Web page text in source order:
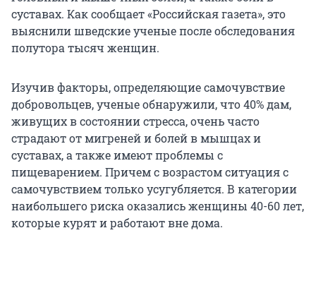
суставах. Как сообщает «Российская газета», это
выяснили шведские ученые после обследования
полутора тысяч женщин.
Изучив факторы, определяющие самочувствие
добровольцев, ученые обнаружили, что 40% дам,
живущих в состоянии стресса, очень часто
страдают от мигреней и болей в мышцах и
суставах, а также имеют проблемы с
пищеварением. Причем с возрастом ситуация с
самочувствием только усугубляется. В категории
наибольшего риска оказались женщины 40-60 лет,
которые курят и работают вне дома.